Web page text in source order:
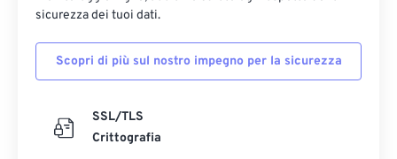
sicurezza dei tuoi dati.
Scopri di più sul nostro impegno per la sicurezza
SSL/TLS
Crittografia